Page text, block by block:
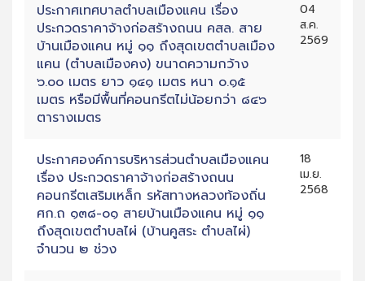
ประกาศเทศบาลตำบลเมืองแคน เรื่อง
ประกวดราคาจ้างก่อสร้างถนน คสล. สาย
บ้านเมืองแคน หมู่ ๑๑ ถึงสุดเขตตำบลเมือง
แคน (ตำบลเมืองคง) ขนาดความกว้าง
๖.๐๐ เมตร ยาว ๑๔๑ เมตร หนา ๐.๑๕
เมตร หรือมีพื้นที่คอนกรีตไม่น้อยกว่า ๘๔๖
ตารางเมตร
04
ส.ค.
2569
ประกาศองค์การบริหารส่วนตำบลเมืองแคน
เรื่อง ประกวดราคาจ้างก่อสร้างถนน
คอนกรีตเสริมเหล็ก รหัสทางหลวงท้องถิ่น
ศก.ถ ๑๓๘-๐๑ สายบ้านเมืองแคน หมู่ ๑๑
ถึงสุดเขตตำบลไผ่ (บ้านคูสระ ตำบลไผ่)
จำนวน ๒ ช่วง
18
เม.ย.
2568